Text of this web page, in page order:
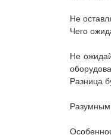
Не
Чего
Не
Разница